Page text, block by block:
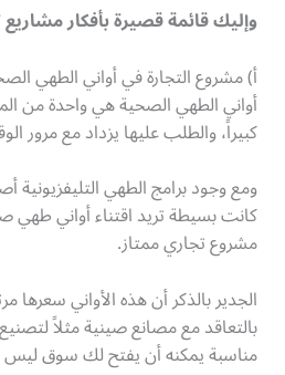
وإليك قائمة قصيرة بأفكار مشاريع
أ) مشروع التجارة في أواني الطهي
أواني الطهي الصحية هي واحدة من
كبيراً، والطلب عليها يزداد مع مرور
ومع وجود برامج الطهي
كانت بسيطة تريد اقتناء أواني طهي
مشروع تجاري ممتاز.
الجدير بالذكر أن هذه الأواني سعرها
بالتعاقد مع مصانع صينية مثلاً
مناسبة يمكنه أن يفتح لك سوق ليس